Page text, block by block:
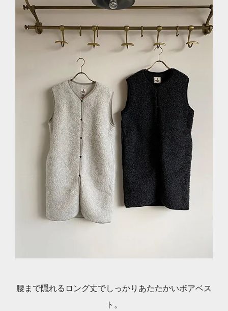
腰まで隠れるロング丈でしっかりあたたかいボアベス
ト。